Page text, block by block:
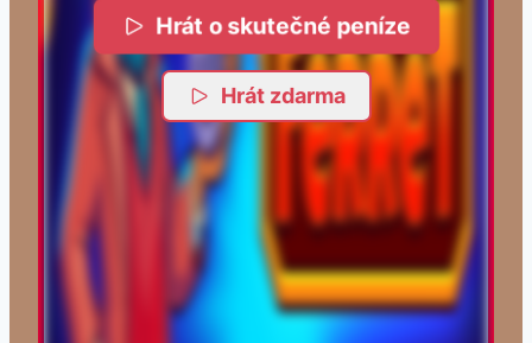
Hrát o skutečné peníze
Hrát zdarma